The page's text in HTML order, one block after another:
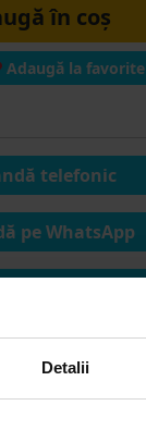
Detalii
în coș
Adaugă la favorite
telefonic
pe WhatsApp
SEAP